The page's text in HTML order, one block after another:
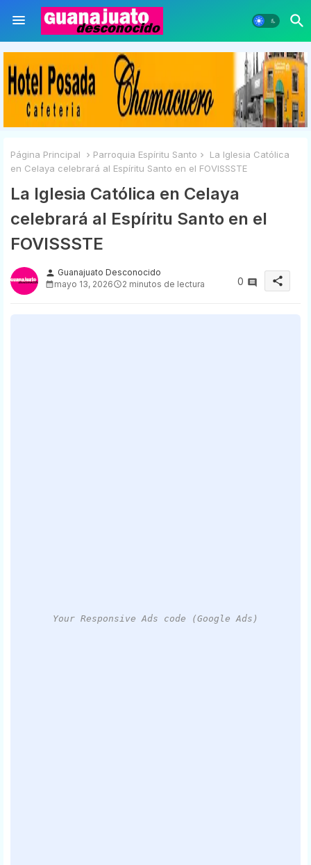
Página Principal Parroquia Espíritu Santo
La Iglesia Católica
en Celaya celebrará al Espíritu Santo en el FOVISSSTE
La Iglesia Católica en Celaya
celebrará al Espíritu Santo en el
FOVISSSTE
person Guanajuato Desconocido
mayo 13, 2026
2 minutos de lectura 0 share
Your Responsive Ads code (Google Ads)